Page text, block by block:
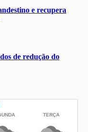
e recupera
de redução do